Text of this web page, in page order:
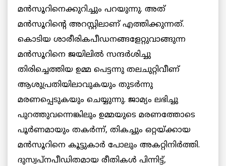
മൻസൂറിനെക്കുറിച്ചും പറയുന്നു. അത്
മൻസൂറിന്റെ അറസ്റ്റിലാണ് എത്തിക്കുന്നത്.
കൊടിയ ശാരീരികപീഡനങ്ങളേറ്റുവാങ്ങുന്ന
മൻസൂറിനെ ജയിലിൽ സന്ദർശിച്ചു
തിരിച്ചെത്തിയ ഉമ്മ പെട്ടന്നു തലചുറ്റിവീണ്
ആശുപ്രതിയിലാവുകയും തുടർന്നു
മരണപ്പെടുകയും ചെയ്യുന്നു. ജാമ്യം ലഭിച്ചു
പുറത്തുവന്നെങ്കിലും ഉമ്മയുടെ മരണത്തോടെ
പൂർണമായും തകർന്ന്, തികച്ചും ഒറ്റയ്ക്കായ
മൻസൂറിനെ കൂട്ടുകാർ പോലും അകറ്റിനിർത്തി.
ദുസ്വപ്നപീഡിതമായ രീതികൾ പിന്നിട്ട്,